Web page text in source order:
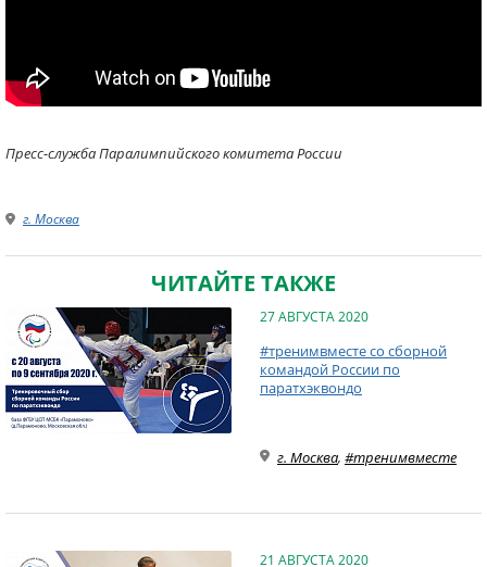
Пресс-служба Паралимпийского комитета России
г. Москва
ЧИТАЙТЕ ТАКЖЕ
27 АВГУСТА 2020
#тренимвместе со сборной
командой России по
паратхэквондо
г. Москва, #тренимвместе
21 АВГУСТА 2020